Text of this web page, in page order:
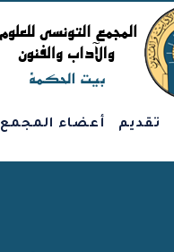
تقديم أعضاء المجمع